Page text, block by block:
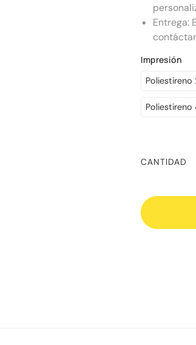
Entrega:
Impresión
Poliestireno
CANTIDAD